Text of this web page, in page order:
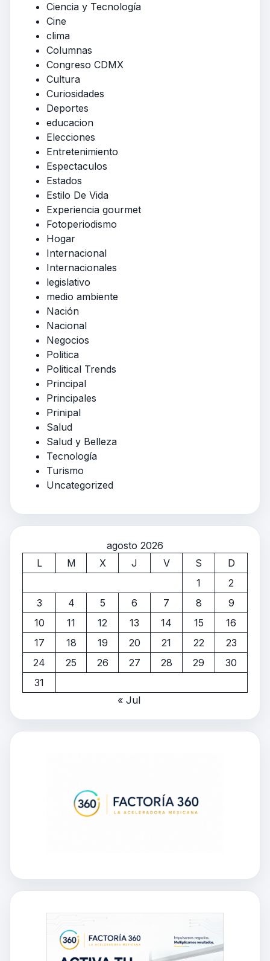
Ciencia y Tecnología
Cine
clima
Columnas
Congreso CDMX
Cultura
Curiosidades
Deportes
educacion
Elecciones
Entretenimiento
Espectaculos
Estados
Estilo De Vida
Experiencia gourmet
Fotoperiodismo
Hogar
Internacional
Internacionales
legislativo
medio ambiente
Nación
Nacional
Negocios
Politica
Political Trends
Principal
Principales
Prinipal
Salud
Salud y Belleza
Tecnología
Turismo
Uncategorized
agosto 2026
L
M X J V S
D
1
2
3
4 5 6 7 8
9
10
11 12 13 14 15
16
17
18 19 20 21 22
23
24
25 26 27 28 29
30
31
« Jul